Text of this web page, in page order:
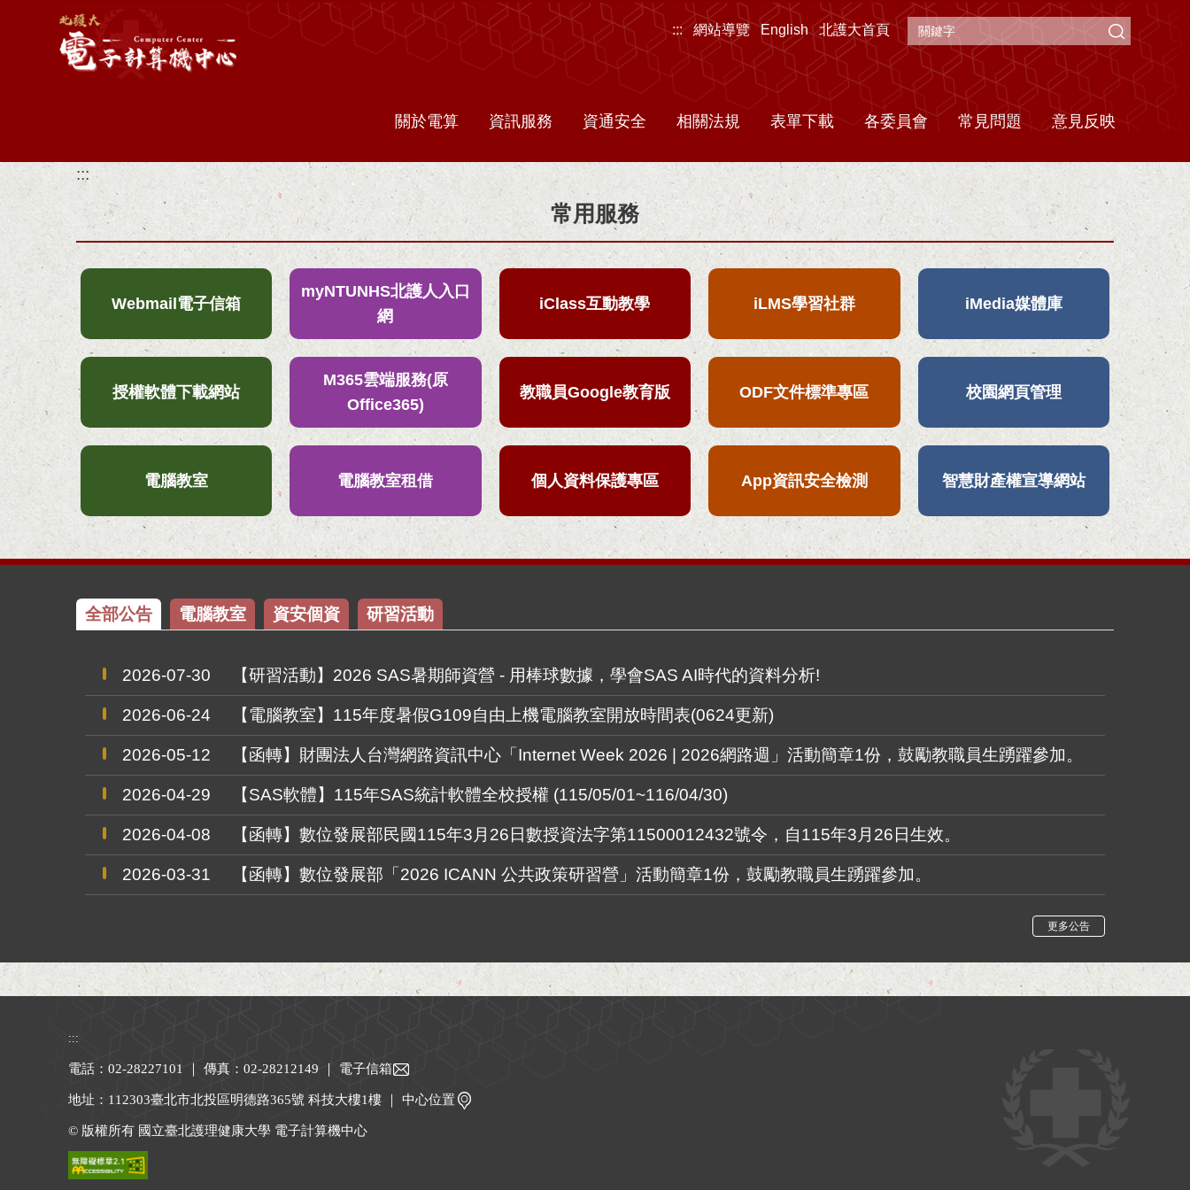
區
::: 網站導覽 English 北護大首頁
關於電算 資訊服務 資通安全 相關法規 表單下載 各委員會 常見問題 意見反映
:::
常用服務
庫
理
網站
Webmail電子信箱
myNTUNHS北護人入口
網
iClass互動教學 iLMS學習社群 iMedia媒體庫
授權軟體下載網站
M365雲端服務(原
Office365)
教職員Google教育版 ODF文件標準專區 校園網頁管理
電腦教室 電腦教室租借 個人資料保護專區 App資訊安全檢測 智慧財產權宣導網站
授
全部公告 電腦教室 資安個資 研習活動
2026-07-30 【研習活動】2026 SAS暑期師資營 - 用棒球數據，學會SAS AI時代的資料分析!
2026-06-24 【電腦教室】115年度暑假G109自由上機電腦教室開放時間表(0624更新)
2026-05-12 【函轉】財團法人台灣網路資訊中心「Internet Week 2026 | 2026網路週」活動簡章1份，鼓勵教職員生踴躍參加。
2026-04-29 【SAS軟體】115年SAS統計軟體全校授權 (115/05/01~116/04/30)
2026-04-08 【函轉】數位發展部民國115年3月26日數授資法字第11500012432號令，自115年3月26日生效。
2026-03-31 【函轉】數位發展部「2026 ICANN 公共政策研習營」活動簡章1份，鼓勵教職員生踴躍參加。
更多公告
:::
電話：02-28227101 ｜ 傳真：02-28212149 ｜ 電子信箱
地址：112303臺北市北投區明德路365號 科技大樓1樓 ｜中心位置
© 版權所有 國立臺北護理健康大學 電子計算機中心